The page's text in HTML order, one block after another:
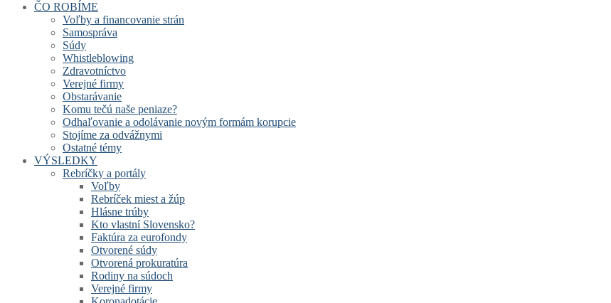
ČO ROBÍME
Voľby a financovanie strán
Samospráva
Súdy
Whistleblowing
Zdravotníctvo
Verejné firmy
Obstarávanie
Komu tečú naše peniaze?
Odhaľovanie a odolávanie novým formám korupcie
Stojíme za odvážnymi
Ostatné témy
VÝSLEDKY
Rebríčky a portály
Voľby
Rebríček miest a žúp
Hlásne trúby
Kto vlastní Slovensko?
Faktúra za eurofondy
Otvorené súdy
Otvorená prokuratúra
Rodiny na súdoch
Verejné firmy